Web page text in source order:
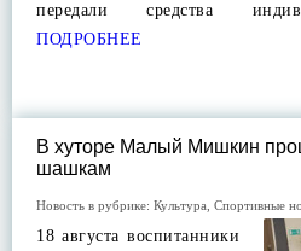
передали средства
ПОДРОБНЕЕ
В хуторе Малый Мишкин
шашкам
Новость в рубрике: Культура Спортивные
18 августа воспитанники